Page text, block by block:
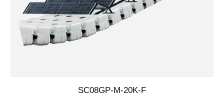
SC08GP-M-20K-F